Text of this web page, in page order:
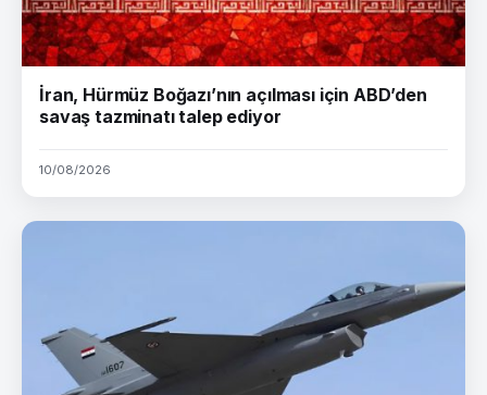
İran, Hürmüz Boğazı’nın açılması için ABD’den
savaş tazminatı talep ediyor
10/08/2026